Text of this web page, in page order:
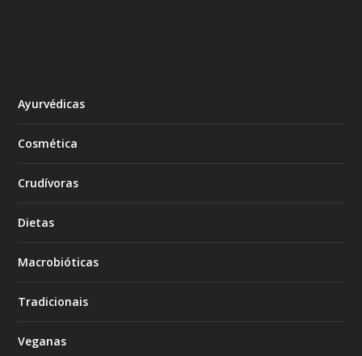
Ayurvédicas
Cosmética
Crudívoras
Dietas
Macrobióticas
Tradicionais
Veganas